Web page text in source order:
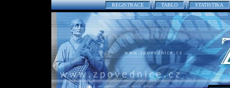
REGISTRACE TABLO STATISTIKA